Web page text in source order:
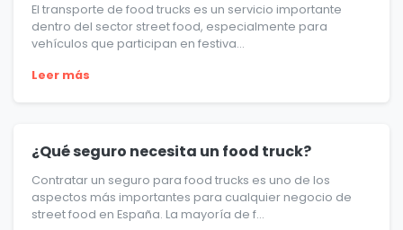
El transporte de food trucks es un servicio importante
dentro del sector street food, especialmente para
vehículos que participan en festiva...
Leer más
¿Qué seguro necesita un food truck?
Contratar un seguro para food trucks es uno de los
aspectos más importantes para cualquier negocio de
street food en España. La mayoría de f...